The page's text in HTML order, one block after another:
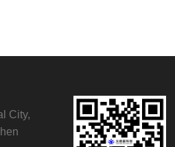
City,